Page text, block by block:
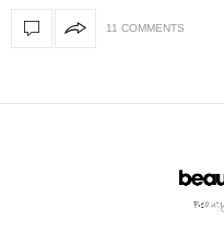
11 COMMENTS